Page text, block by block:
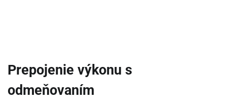
Prepojenie výkonu s
odmeňovaním